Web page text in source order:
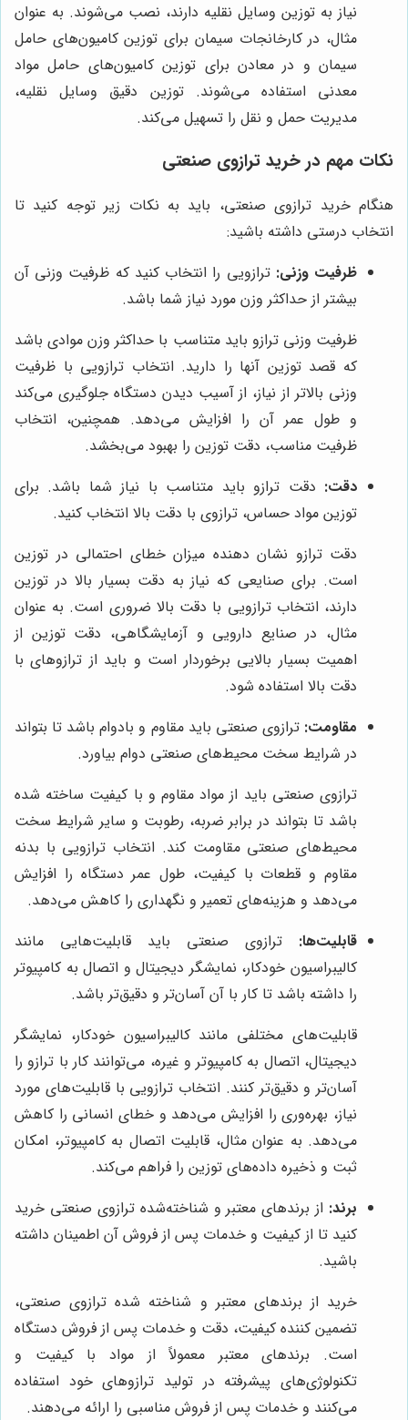
نیاز به توزین وسایل نقلیه دارند، نصب می‌شوند. به عنوان
مثال، در کارخانجات سیمان برای توزین کامیون‌های حامل
سیمان و در معادن برای توزین کامیون‌های حامل مواد
معدنی استفاده می‌شوند. توزین دقیق وسایل نقلیه،
مدیریت حمل و نقل را تسهیل می‌کند.
نکات مهم در خرید ترازوی صنعتی
هنگام خرید ترازوی صنعتی، باید به نکات زیر توجه کنید تا
انتخاب درستی داشته باشید:
ظرفیت وزنی: ترازویی را انتخاب کنید که ظرفیت وزنی آن
بیشتر از حداکثر وزن مورد نیاز شما باشد.
ظرفیت وزنی ترازو باید متناسب با حداکثر وزن موادی باشد
که قصد توزین آنها را دارید. انتخاب ترازویی با ظرفیت
وزنی بالاتر از نیاز، از آسیب دیدن دستگاه جلوگیری می‌کند
و طول عمر آن را افزایش می‌دهد. همچنین، انتخاب
ظرفیت مناسب، دقت توزین را بهبود می‌بخشد.
دقت: دقت ترازو باید متناسب با نیاز شما باشد. برای
توزین مواد حساس، ترازوی با دقت بالا انتخاب کنید.
دقت ترازو نشان دهنده میزان خطای احتمالی در توزین
است. برای صنایعی که نیاز به دقت بسیار بالا در توزین
دارند، انتخاب ترازویی با دقت بالا ضروری است. به عنوان
مثال، در صنایع دارویی و آزمایشگاهی، دقت توزین از
اهمیت بسیار بالایی برخوردار است و باید از ترازوهای با
دقت بالا استفاده شود.
مقاومت: ترازوی صنعتی باید مقاوم و بادوام باشد تا بتواند
در شرایط سخت محیط‌های صنعتی دوام بیاورد.
ترازوی صنعتی باید از مواد مقاوم و با کیفیت ساخته شده
باشد تا بتواند در برابر ضربه، رطوبت و سایر شرایط سخت
محیط‌های صنعتی مقاومت کند. انتخاب ترازویی با بدنه
مقاوم و قطعات با کیفیت، طول عمر دستگاه را افزایش
می‌دهد و هزینه‌های تعمیر و نگهداری را کاهش می‌دهد.
قابلیت‌ها: ترازوی صنعتی باید قابلیت‌هایی مانند
کالیبراسیون خودکار، نمایشگر دیجیتال و اتصال به کامپیوتر
را داشته باشد تا کار با آن آسان‌تر و دقیق‌تر باشد.
قابلیت‌های مختلفی مانند کالیبراسیون خودکار، نمایشگر
دیجیتال، اتصال به کامپیوتر و غیره، می‌توانند کار با ترازو را
آسان‌تر و دقیق‌تر کنند. انتخاب ترازویی با قابلیت‌های مورد
نیاز، بهره‌وری را افزایش می‌دهد و خطای انسانی را کاهش
می‌دهد. به عنوان مثال، قابلیت اتصال به کامپیوتر، امکان
ثبت و ذخیره داده‌های توزین را فراهم می‌کند.
برند: از برندهای معتبر و شناخته‌شده ترازوی صنعتی خرید
کنید تا از کیفیت و خدمات پس از فروش آن اطمینان داشته
باشید.
خرید از برندهای معتبر و شناخته شده ترازوی صنعتی،
تضمین کننده کیفیت، دقت و خدمات پس از فروش دستگاه
است. برندهای معتبر معمولاً از مواد با کیفیت و
تکنولوژی‌های پیشرفته در تولید ترازوهای خود استفاده
می‌کنند و خدمات پس از فروش مناسبی را ارائه می‌دهند.